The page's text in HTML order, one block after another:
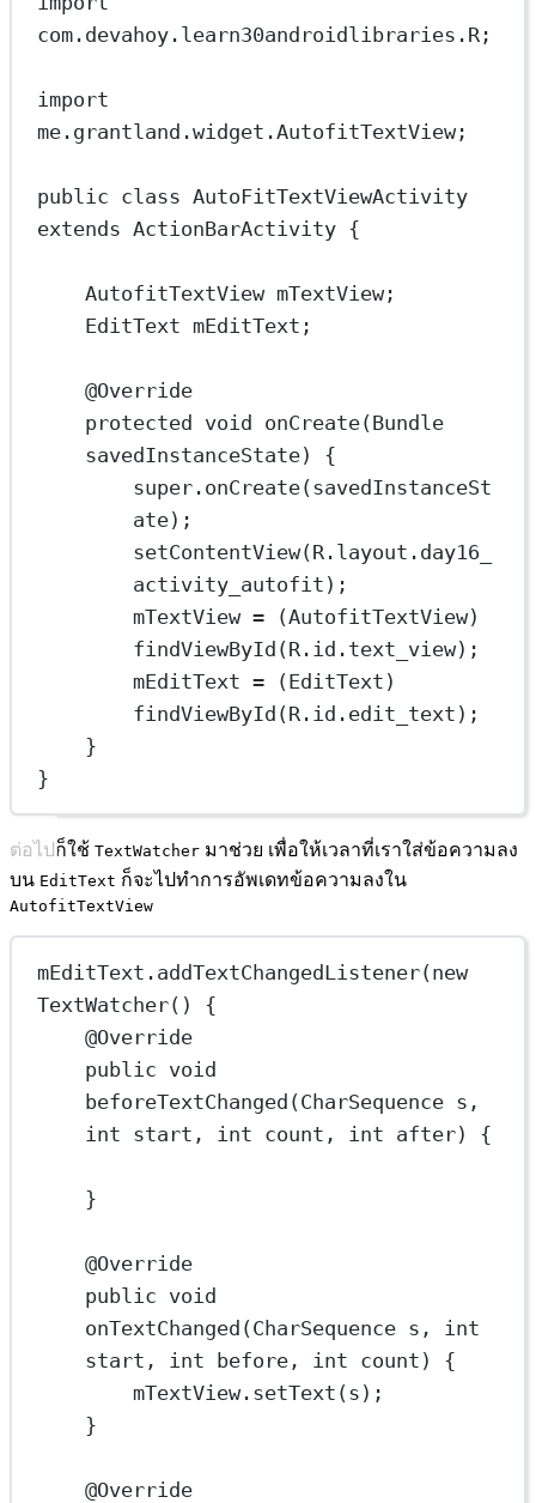
com.devahoy.learn30androidlibraries.R;
import
me.grantland.widget.AutofitTextView;
public class AutoFitTextViewActivity
extends ActionBarActivity {
AutofitTextView mTextView;
EditText mEditText;
@Override
protected void onCreate(Bundle
savedInstanceState) {
super.onCreate(savedInstanceSt
ate);
setContentView(R.layout.day16_
activity_autofit);
mTextView = (AutofitTextView)
findViewById(R.id.text_view);
mEditText = (EditText)
findViewById(R.id.edit_text);
}
}
ต่อไปก็ใช้ TextWatcher มาช่วย เพื่อให้เวลาที่เราใส่ข้อความลง
บน EditText ก็จะไปทำการอัพเดทข้อความลงใน
AutofitTextView
mEditText.addTextChangedListener(new
TextWatcher() {
@Override
public void
beforeTextChanged(CharSequence s,
int start, int count, int after) {
}
@Override
public void
onTextChanged(CharSequence s, int
start, int before, int count) {
mTextView.setText(s);
}
@Override